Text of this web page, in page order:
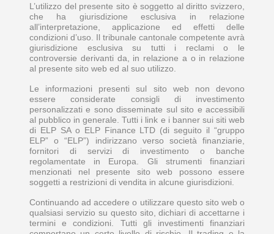
L’utilizzo del presente sito è soggetto al diritto svizzero,
che ha giurisdizione esclusiva in relazione
all’interpretazione, applicazione ed effetti delle
condizioni d’uso. Il tribunale cantonale competente avrà
giurisdizione esclusiva su tutti i reclami o le
controversie derivanti da, in relazione a o in relazione
al presente sito web ed al suo utilizzo.
Le informazioni presenti sul sito web non devono
essere considerate consigli di investimento
personalizzati e sono disseminate sul sito e accessibili
al pubblico in generale. Tutti i link e i banner sui siti web
di ELP SA o ELP Finance LTD (di seguito il “gruppo
ELP” o “ELP”) indirizzano verso società finanziarie,
fornitori di servizi di investimento o banche
regolamentate in Europa. Gli strumenti finanziari
menzionati nel presente sito web possono essere
soggetti a restrizioni di vendita in alcune giurisdizioni.
Continuando ad accedere o utilizzare questo sito web o
qualsiasi servizio su questo sito, dichiari di accettarne i
termini e condizioni. Tutti gli investimenti finanziari